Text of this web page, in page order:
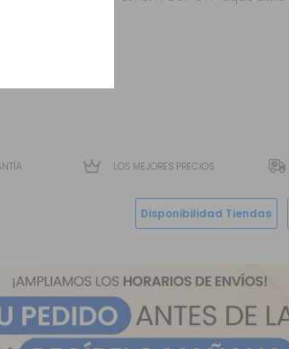
LOS MEJORES PRECIOS
Disponibilidad Tiendas